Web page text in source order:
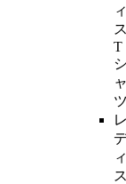
ィ
ス
T
シ
ャ
ツ
レ
ィ
ス